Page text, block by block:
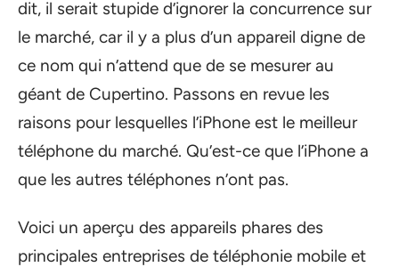
dit, il serait stupide d’ignorer la concurrence sur
le marché, car il y a plus d’un appareil digne de
ce nom qui n’attend que de se mesurer au
géant de Cupertino. Passons en revue les
raisons pour lesquelles l’iPhone est le meilleur
téléphone du marché. Qu’est-ce que l’iPhone a
que les autres téléphones n’ont pas.
Voici un aperçu des appareils phares des
principales entreprises de téléphonie mobile et